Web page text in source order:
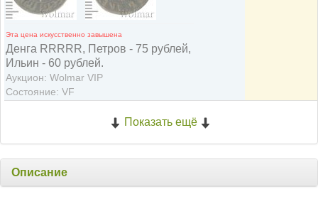
Эта цена искусственно завышена
Денга RRRRR, Петров - 75 рублей,
Ильин - 60 рублей.
Аукцион: Wolmar VIP
Состояние: VF
Показать ещё
Описание